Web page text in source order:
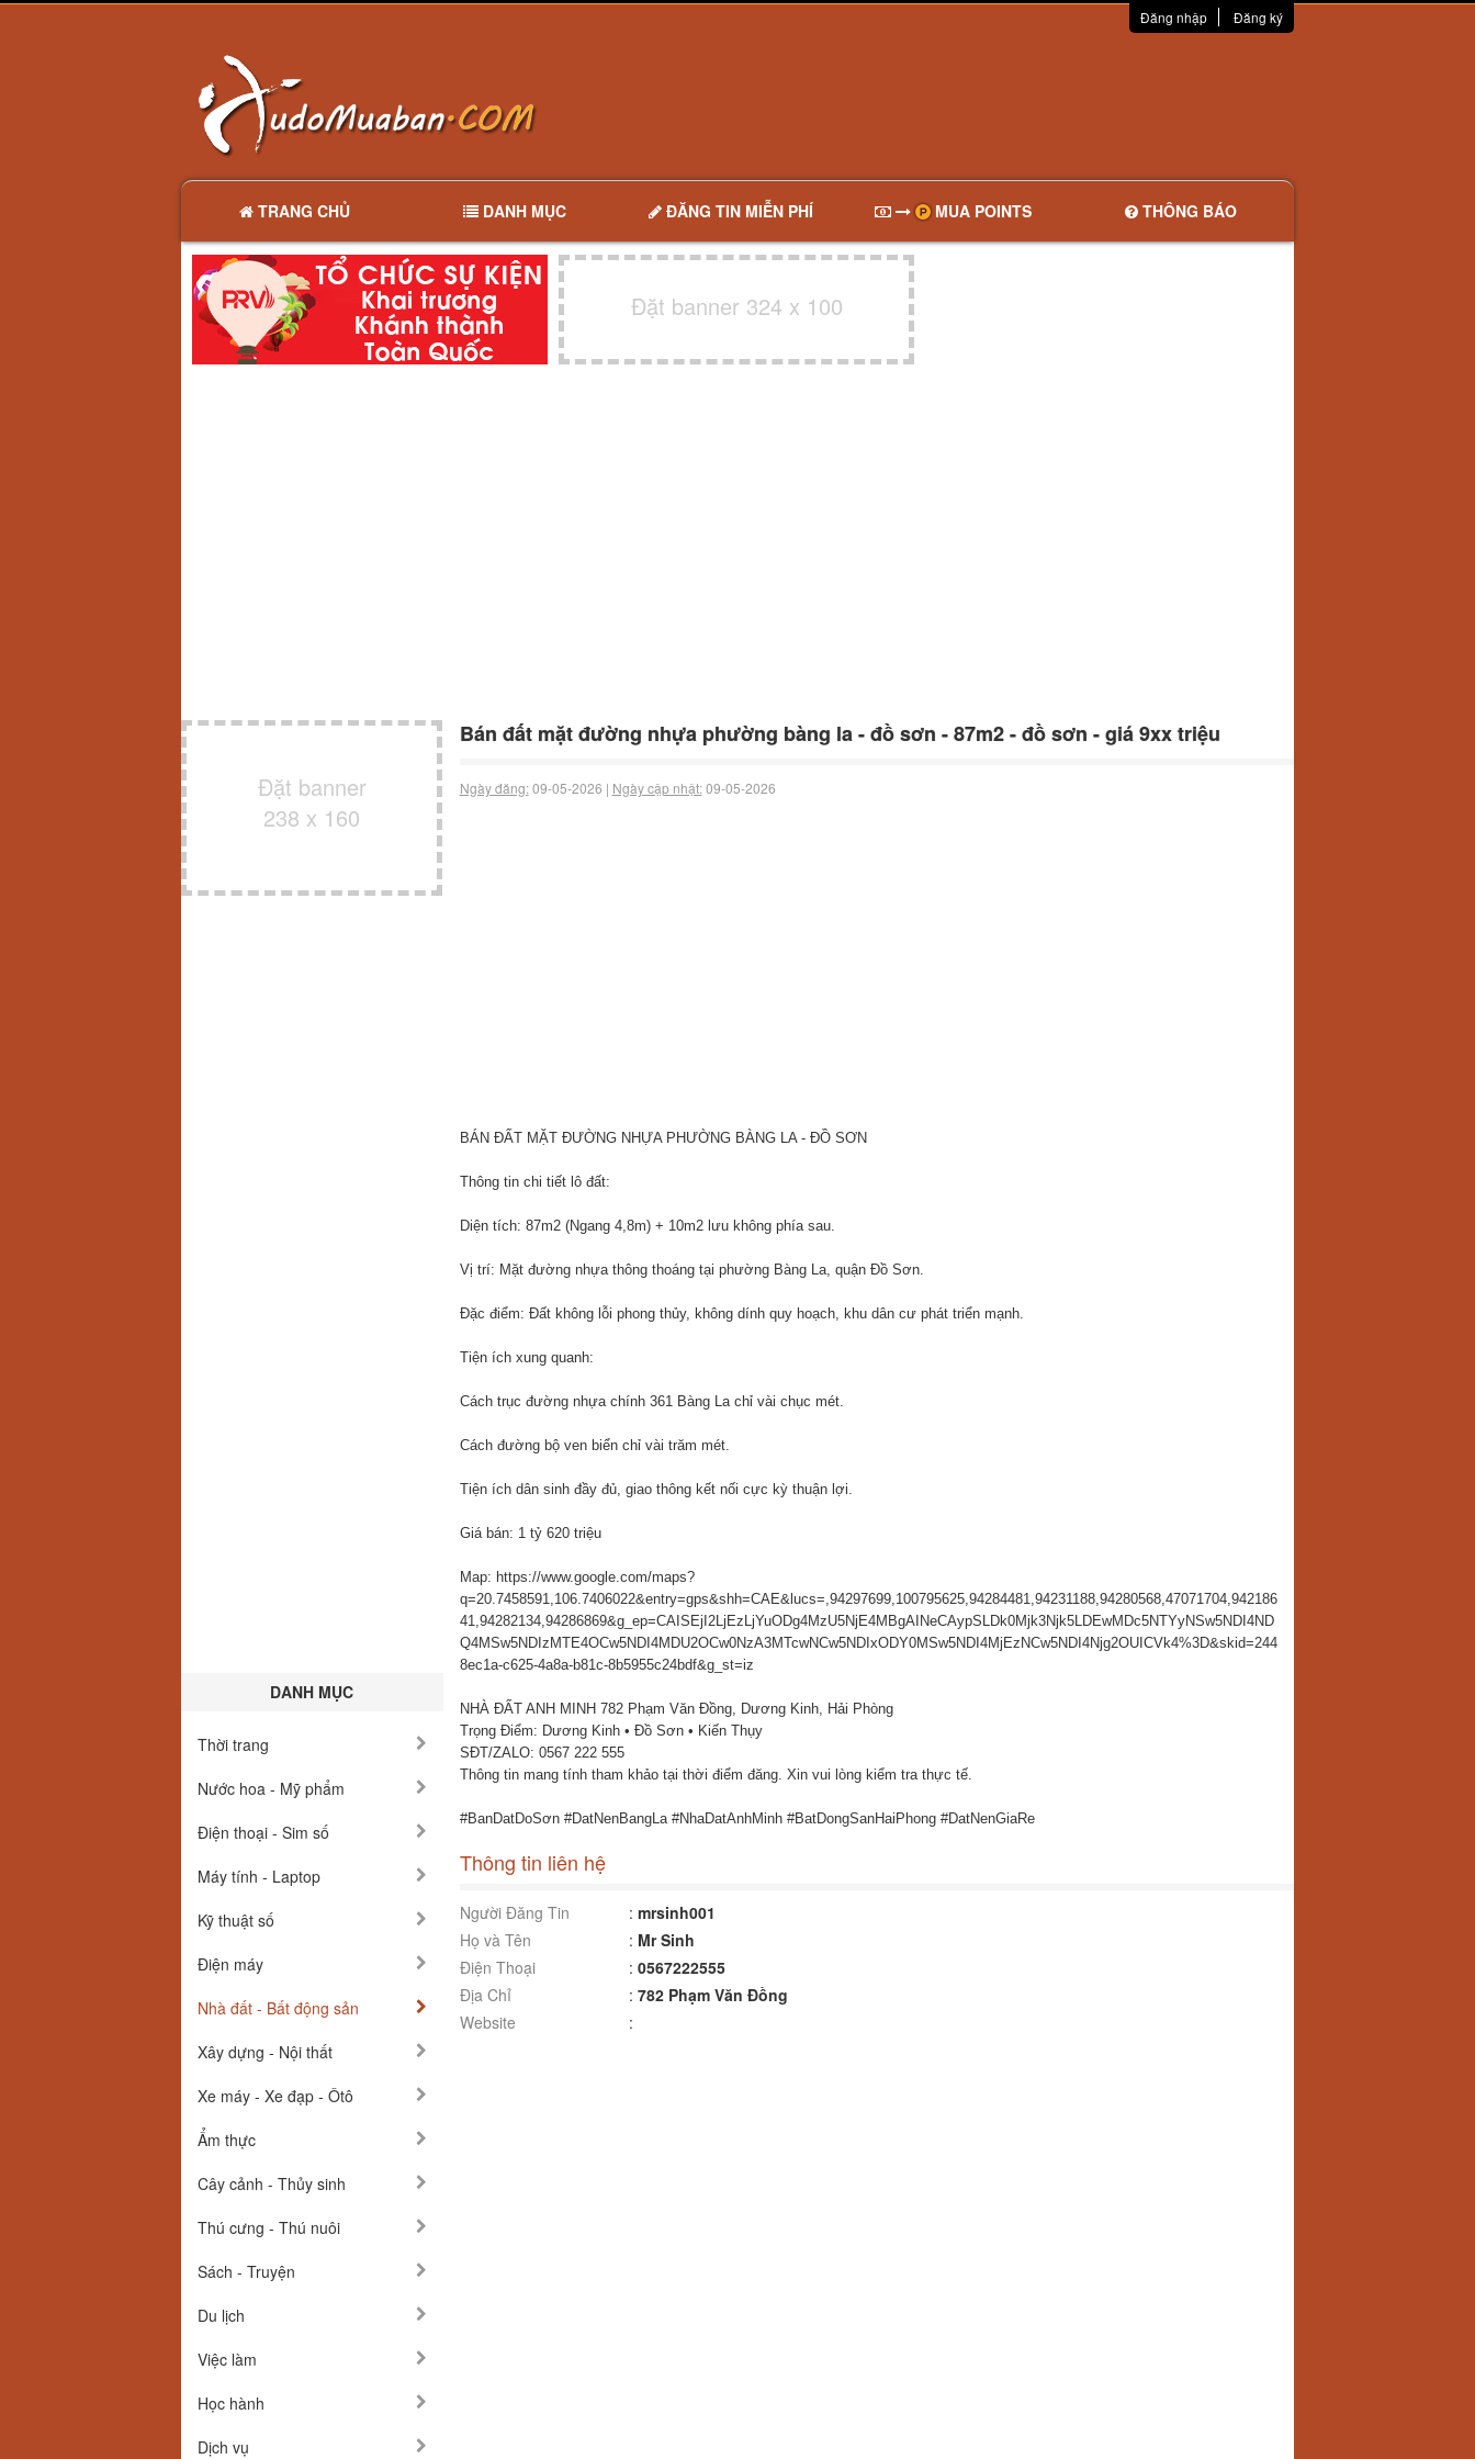
Đăng nhập Đăng ký
TRANG CHỦ DANH MỤC ĐĂNG TIN MIỄN PHÍ MUA POINTS THÔNG BÁO
Đặt banner 324 x 100
Đặt banner
238 x 160
DANH MỤC
Thời trang
Nước hoa - Mỹ phẩm
Điện thoại - Sim số
Máy tính - Laptop
Kỹ thuật số
Điện máy
Nhà đất - Bất động sản
Xây dựng - Nội thất
Xe máy - Xe đạp - Ôtô
Ẩm thực
Cây cảnh - Thủy sinh
Thú cưng - Thú nuôi
Sách - Truyện
Du lịch
Việc làm
Học hành
Dịch vụ
Bán đất mặt đường nhựa phường bàng la - đồ sơn - 87m2 - đồ sơn - giá 9xx triệu
Ngày đăng:09-05-2026 | Ngày cập nhật:09-05-2026
BÁN ĐẤT MẶT ĐƯỜNG NHỰA PHƯỜNG BÀNG LA - ĐỒ SƠN
Thông tin chi tiết lô đất:
Diện tích: 87m2 (Ngang 4,8m) + 10m2 lưu không phía sau.
Vị trí: Mặt đường nhựa thông thoáng tại phường Bàng La, quận Đồ Sơn.
Đặc điểm: Đất không lỗi phong thủy, không dính quy hoạch, khu dân cư phát triển mạnh.
Tiện ích xung quanh:
Cách trục đường nhựa chính 361 Bàng La chỉ vài chục mét.
Cách đường bộ ven biển chỉ vài trăm mét.
Tiện ích dân sinh đầy đủ, giao thông kết nối cực kỳ thuận lợi.
Giá bán: 1 tỷ 620 triệu
Map: https://www.google.com/maps?
q=20.7458591,106.7406022&entry=gps&shh=CAE&lucs=,94297699,100795625,94284481,94231188,94280568,47071704,942186
41,94282134,94286869&g_ep=CAISEjI2LjEzLjYuODg4MzU5NjE4MBgAINeCAypSLDk0Mjk3Njk5LDEwMDc5NTYyNSw5NDI4ND
Q4MSw5NDIzMTE4OCw5NDI4MDU2OCw0NzA3MTcwNCw5NDIxODY0MSw5NDI4MjEzNCw5NDI4Njg2OUICVk4%3D&skid=244
8ec1a-c625-4a8a-b81c-8b5955c24bdf&g_st=iz
NHÀ ĐẤT ANH MINH 782 Phạm Văn Đồng, Dương Kinh, Hải Phòng
Trọng Điểm: Dương Kinh • Đồ Sơn • Kiến Thụy
SĐT/ZALO: 0567 222 555
Thông tin mang tính tham khảo tại thời điểm đăng. Xin vui lòng kiểm tra thực tế.
#BanDatDoSơn #DatNenBangLa #NhaDatAnhMinh #BatDongSanHaiPhong #DatNenGiaRe
Thông tin liên hệ
Người Đăng Tin : mrsinh001
Họ và Tên
: Mr Sinh
Điện Thoại
: 0567222555
Địa Chỉ
: 782 Phạm Văn Đồng
Website
: